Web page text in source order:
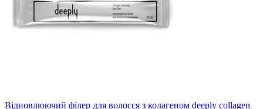
Відновлюючий філер для волосся з колагеном deeply collagen